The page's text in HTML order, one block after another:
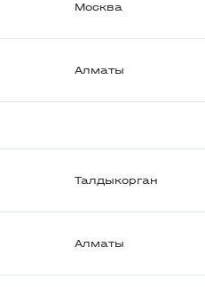
Москва
Алматы
Талдыкорган
Алматы